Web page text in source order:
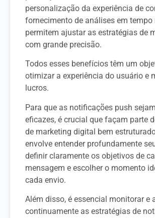
personalização da experiência de
fornecimento de análises em tempo
permitem ajustar as estratégias de
com grande precisão.
Todos esses benefícios têm um
otimizar a experiência do usuário e
lucros.
Para que as notificações push
eficazes, é crucial que façam parte
de marketing digital bem
envolve entender profundamente
definir claramente os objetivos de
mensagem e escolher o momento
cada envio.
Além disso, é essencial monitorar e
continuamente as estratégias de